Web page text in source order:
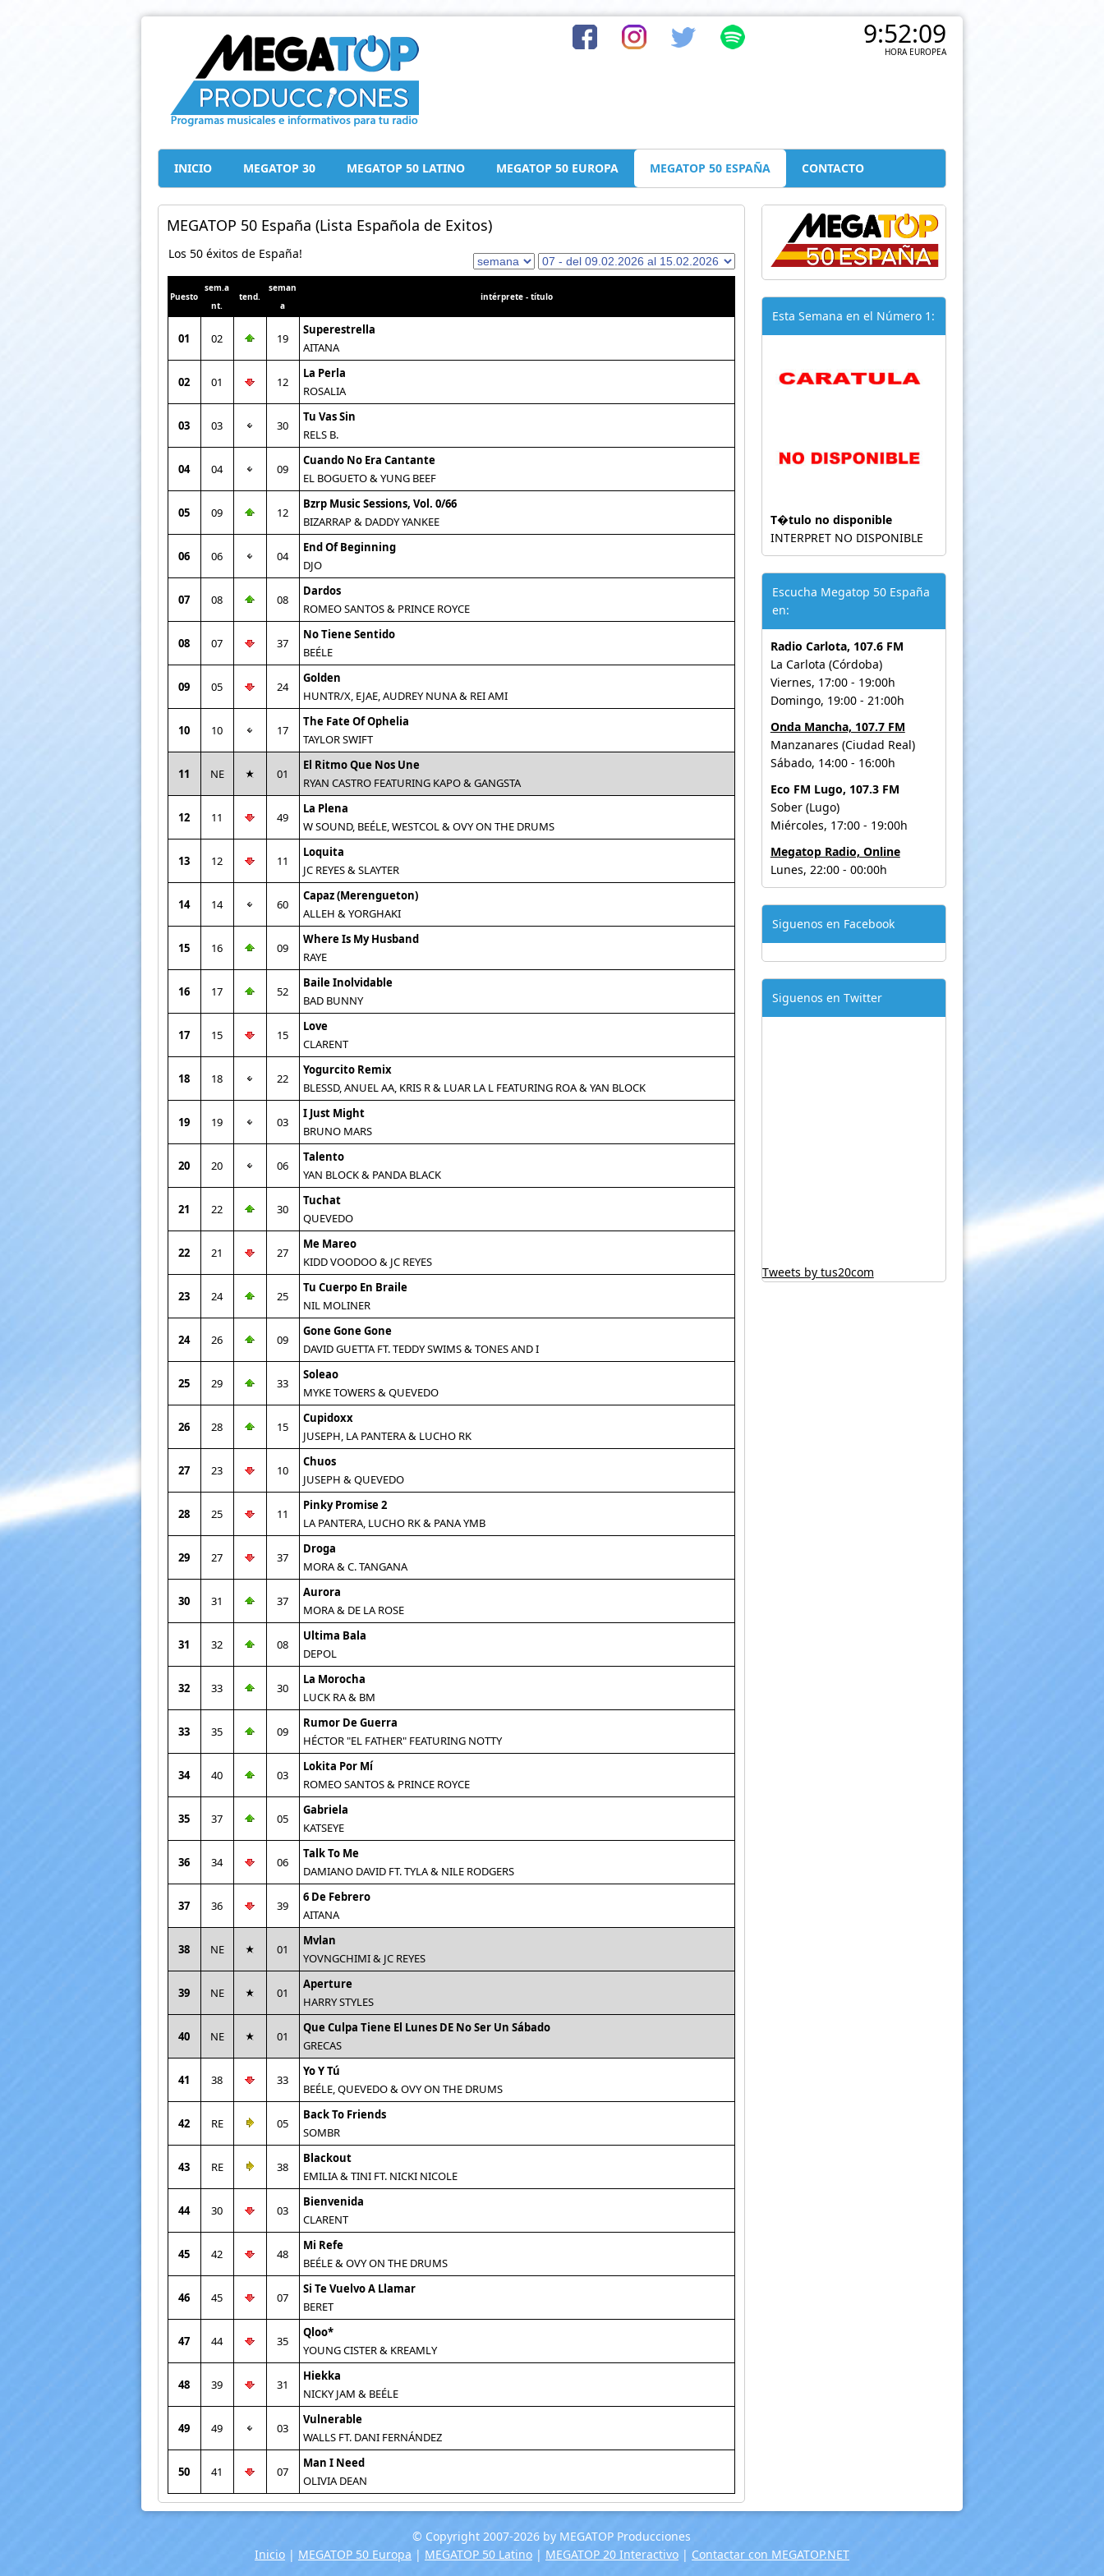
9:52:10
HORA EUROPEA
INICIO MEGATOP 30 MEGATOP 50 LATINO MEGATOP 50 EUROPA MEGATOP 50 ESPAÑA CONTACTO
MEGATOP 50 España (Lista Española de Exitos)
Los 50 éxitos de España!
Puesto
sem.a
nt.
tend.
seman
a
intérprete - título
01 02 19
Superestrella
AITANA
02 01 12
La Perla
ROSALIA
03 03 30
Tu Vas Sin
RELS B.
04 04 09
Cuando No Era Cantante
EL BOGUETO & YUNG BEEF
05 09 12
Bzrp Music Sessions, Vol. 0/66
BIZARRAP & DADDY YANKEE
06 06 04
End Of Beginning
DJO
07 08 08
Dardos
ROMEO SANTOS & PRINCE ROYCE
08 07 37
No Tiene Sentido
BEÉLE
09 05 24
Golden
HUNTR/X, EJAE, AUDREY NUNA & REI AMI
10 10 17
The Fate Of Ophelia
TAYLOR SWIFT
11 NE 01
El Ritmo Que Nos Une
RYAN CASTRO FEATURING KAPO & GANGSTA
12 11 49
La Plena
W SOUND, BEÉLE, WESTCOL & OVY ON THE DRUMS
13 12 11
Loquita
JC REYES & SLAYTER
14 14 60
Capaz (Merengueton)
ALLEH & YORGHAKI
15 16 09
Where Is My Husband
RAYE
16 17 52
Baile Inolvidable
BAD BUNNY
17 15 15
Love
CLARENT
18 18 22
Yogurcito Remix
BLESSD, ANUEL AA, KRIS R & LUAR LA L FEATURING ROA & YAN BLOCK
19 19 03
I Just Might
BRUNO MARS
20 20 06
Talento
YAN BLOCK & PANDA BLACK
21 22 30
Tuchat
QUEVEDO
22 21 27
Me Mareo
KIDD VOODOO & JC REYES
23 24 25
Tu Cuerpo En Braile
NIL MOLINER
24 26 09
Gone Gone Gone
DAVID GUETTA FT. TEDDY SWIMS & TONES AND I
25 29 33
Soleao
MYKE TOWERS & QUEVEDO
26 28 15
Cupidoxx
JUSEPH, LA PANTERA & LUCHO RK
27 23 10
Chuos
JUSEPH & QUEVEDO
28 25 11
Pinky Promise 2
LA PANTERA, LUCHO RK & PANA YMB
29 27 37
Droga
MORA & C. TANGANA
30 31 37
Aurora
MORA & DE LA ROSE
31 32 08
Ultima Bala
DEPOL
32 33 30
La Morocha
LUCK RA & BM
33 35 09
Rumor De Guerra
HÉCTOR "EL FATHER" FEATURING NOTTY
34 40 03
Lokita Por Mí
ROMEO SANTOS & PRINCE ROYCE
35 37 05
Gabriela
KATSEYE
36 34 06
Talk To Me
DAMIANO DAVID FT. TYLA & NILE RODGERS
37 36 39
6 De Febrero
AITANA
38 NE 01
Mvlan
YOVNGCHIMI & JC REYES
39 NE 01
Aperture
HARRY STYLES
40 NE 01
Que Culpa Tiene El Lunes DE No Ser Un Sábado
GRECAS
41 38 33
Yo Y Tú
BEÉLE, QUEVEDO & OVY ON THE DRUMS
42 RE 05
Back To Friends
SOMBR
43 RE 38
Blackout
EMILIA & TINI FT. NICKI NICOLE
44 30 03
Bienvenida
CLARENT
45 42 48
Mi Refe
BEÉLE & OVY ON THE DRUMS
46 45 07
Si Te Vuelvo A Llamar
BERET
47 44 35
Qloo*
YOUNG CISTER & KREAMLY
48 39 31
Hiekka
NICKY JAM & BEÉLE
49 49 03
Vulnerable
WALLS FT. DANI FERNÁNDEZ
50 41 07
Man I Need
OLIVIA DEAN
Esta Semana en el Número 1:
T�tulo no disponible
INTERPRET NO DISPONIBLE
Escucha Megatop 50 España
en:
Radio Carlota, 107.6 FM
La Carlota (Córdoba)
Viernes, 17:00 - 19:00h
Domingo, 19:00 - 21:00h
Onda Mancha, 107.7 FM
Manzanares (Ciudad Real)
Sábado, 14:00 - 16:00h
Eco FM Lugo, 107.3 FM
Sober (Lugo)
Miércoles, 17:00 - 19:00h
Megatop Radio, Online
Lunes, 22:00 - 00:00h
Siguenos en Facebook
Siguenos en Twitter
Tweets by tus20com
© Copyright 2007-2026 by MEGATOP Producciones
Inicio| MEGATOP 50 Europa | MEGATOP 50 Latino| MEGATOP 20 Interactivo| Contactar con MEGATOP.NET